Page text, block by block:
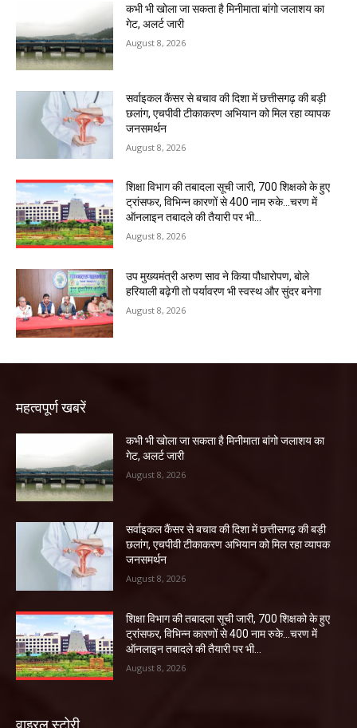
कभी भी खोला जा सकता है मिनीमाता बांगो जलाशय का
गेट, अलर्ट जारी
August 8, 2026
सर्वाइकल कैंसर से बचाव की दिशा में छत्तीसगढ़ की बड़ी
छलांग, एचपीवी टीकाकरण अभियान को मिल रहा व्यापक
जनसमर्थन
August 8, 2026
शिक्षा विभाग की तबादला सूची जारी, 700 शिक्षको के हुए
ट्रांसफर, विभिन्न कारणों से 400 नाम रुके…चरण में
ऑनलाइन तबादले की तैयारी पर भी...
August 8, 2026
उप मुख्यमंत्री अरुण साव ने किया पौधारोपण, बोले
हरियाली बढ़ेगी तो पर्यावरण भी स्वस्थ और सुंदर बनेगा
August 8, 2026
महत्वपूर्ण खबरें
कभी भी खोला जा सकता है मिनीमाता बांगो जलाशय का
गेट, अलर्ट जारी
August 8, 2026
सर्वाइकल कैंसर से बचाव की दिशा में छत्तीसगढ़ की बड़ी
छलांग, एचपीवी टीकाकरण अभियान को मिल रहा व्यापक
जनसमर्थन
August 8, 2026
शिक्षा विभाग की तबादला सूची जारी, 700 शिक्षको के हुए
ट्रांसफर, विभिन्न कारणों से 400 नाम रुके…चरण में
ऑनलाइन तबादले की तैयारी पर भी...
August 8, 2026
वाइरल स्टोरी